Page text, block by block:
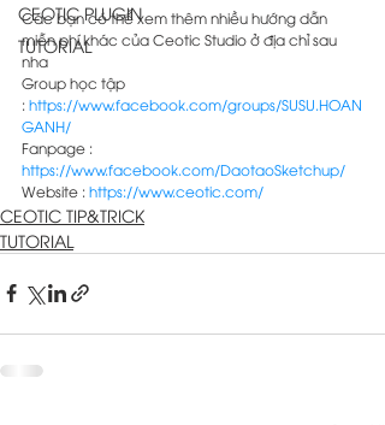
CEOTIC PLUGIN
TUTORIAL
Các bạn có thể xem thêm nhiều hướng dẫn
miễn phí khác của Ceotic Studio ở địa chỉ sau
nha
Group học tập
: https://www.facebook.com/groups/SUSU.HOAN
GANH/
Fanpage :
https://www.facebook.com/DaotaoSketchup/
Website : https://www.ceotic.com/
CEOTIC TIP&TRICK
TUTORIAL